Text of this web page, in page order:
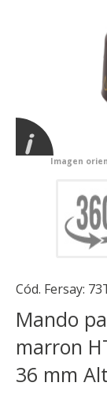
Imagen
Cód. Fersay:
Mando
marron
36 mm